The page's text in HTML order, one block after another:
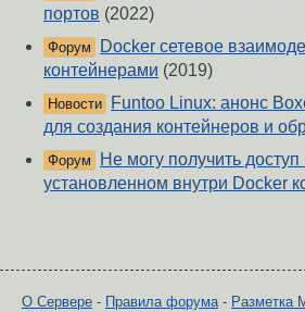
портов (2022)
Форум
Docker сетевое
контейнерами (2019)
Новости
Funtoo Linux: анонс
для создания контейнеров и
Форум
Не могу получить доступ
установленном внутри Docker
О Сервере - Правила форума - Разметка